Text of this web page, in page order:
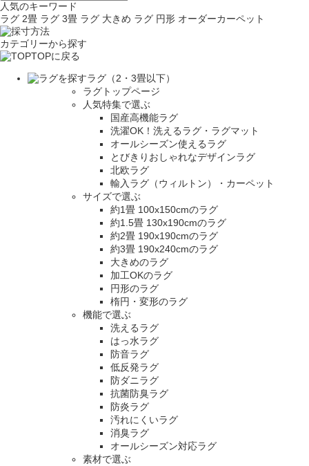
人気のキーワード
ラグ 2畳 ラグ 3畳 ラグ 大きめ ラグ 円形 オーダーカーペット
カテゴリーから探す
TOPに戻る
ラグ（2・3畳以下）
ラグトップページ
人気特集で選ぶ
国産高機能ラグ
洗濯OK！洗えるラグ・ラグマット
オールシーズン使えるラグ
とびきりおしゃれなデザインラグ
北欧ラグ
輸入ラグ（ウィルトン）・カーペット
サイズで選ぶ
約1畳 100x150cmのラグ
約1.5畳 130x190cmのラグ
約2畳 190x190cmのラグ
約3畳 190x240cmのラグ
大きめのラグ
加工OKのラグ
円形のラグ
楕円・変形のラグ
機能で選ぶ
洗えるラグ
はっ水ラグ
防音ラグ
低反発ラグ
防ダニラグ
抗菌防臭ラグ
防炎ラグ
汚れにくいラグ
消臭ラグ
オールシーズン対応ラグ
素材で選ぶ